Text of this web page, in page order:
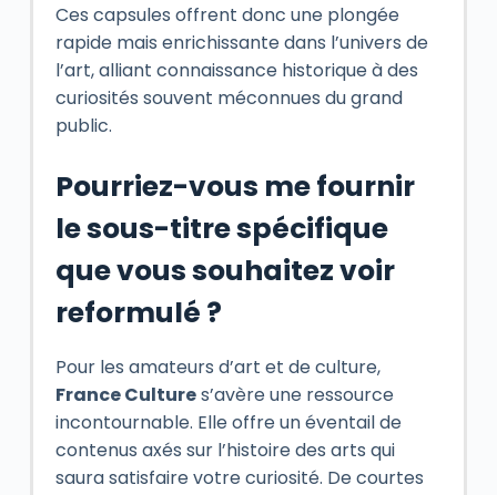
Ces capsules offrent donc une plongée
rapide mais enrichissante dans l’univers de
l’art, alliant connaissance historique à des
curiosités souvent méconnues du grand
public.
Pourriez-vous me fournir
le sous-titre spécifique
que vous souhaitez voir
reformulé ?
Pour les amateurs d’art et de culture,
France Cultures’avère une ressource
incontournable. Elle offre un éventail de
contenus axés sur l’histoire des arts qui
saura satisfaire votre curiosité. De courtes